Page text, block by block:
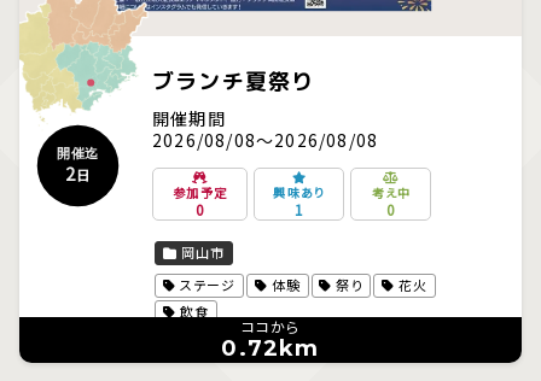
ブランチ夏祭り
開催迄
2日
ココから
0.72km
開催期間
2026/08/08～2026/08/08
参加予定
0
興味あり
1
考え中
0
岡山市
ステージ
体験 祭り
花火
飲食